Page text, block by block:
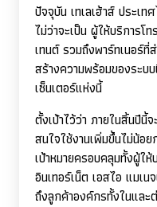
ปัจจุบัน เทเลเฮ้าส์ ประเ
ไม่ว่าจะเป็น ผู้ให้บริการโ
เทนต์ รวมถึงพาร์ทเนอร์
สร้างความพร้อมของระบ
เซ็นเตอร์แห่งนี้
ตั้งเป้าไว้ว่า ภายในสิ้นปีนี้
สนใจใช้งานเพิ่มขึ้นไม่น้อ
เป้าหมายครอบคลุมทั้งผู้ใ
อินเทอร์เน็ต เอสไอ แมเ
ถึงลูกค้าองค์กรทั้งในและ